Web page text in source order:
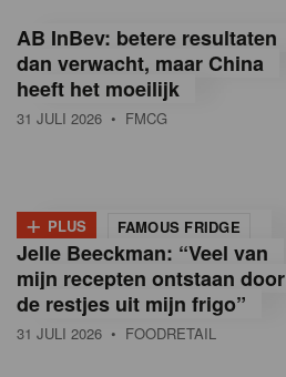
a
n
B
e
AB InBev: betere resultaten
dan verwacht, maar China
heeft het moeilijk
31 JULI 2026 • FMCG
+ PLUS FAMOUS FRIDGE
Jelle Beeckman: “Veel van
mijn recepten ontstaan door
de restjes uit mijn frigo”
31 JULI 2026 • FOODRETAIL